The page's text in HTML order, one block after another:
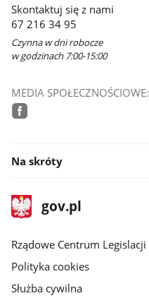
Skontaktuj się z nami
67 216 34 95
Czynna w dni robocze
w godzinach 7:00-15:00
MEDIA SPOŁECZNOŚCIOWE:
Na skróty
stopka
gov.plStrona
gov.pl
Rządowe Centrum Legislacji
Polityka cookies
Służba cywilna